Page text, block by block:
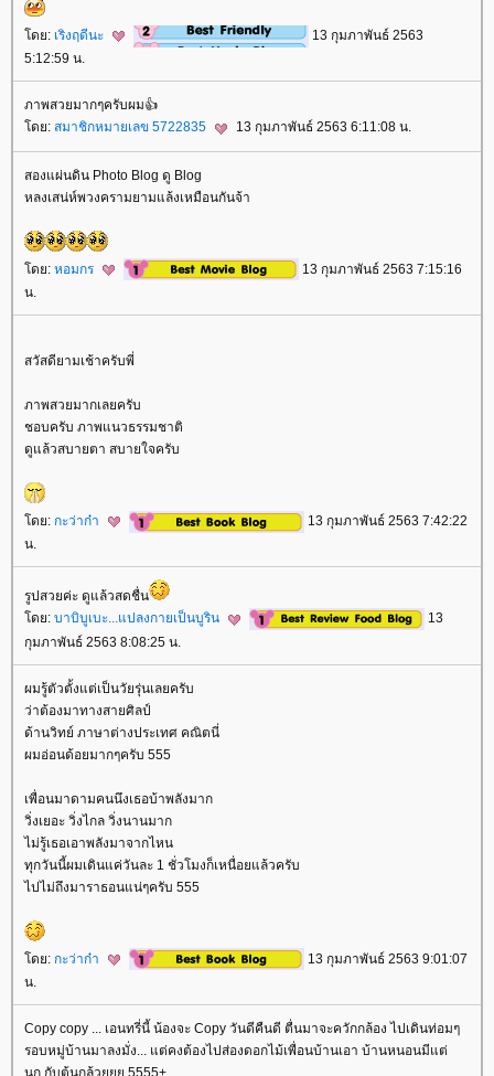
ดย: เริงฤดีนะ
13 กุมภาพันธ์ 2563
5:12:59 น.
ภาพสวยมากๆครับผม👍
ดย: สมาชิกหมายเลข 5722835 13 กุมภาพันธ์ 2563 6:11:08 น.
สองแผ่นดิน Photo Blog ดู Blog
หลงเสน่ห์พวงครามยามแล้งเหมือนกันจ้า
ดย: หอมกร
13 กุมภาพันธ์ 2563 7:15:16
น.
สวัสดียามเช้าครับพี่
ภาพสวยมากเลยครับ
ชอบครับ ภาพแนวธรรมชาติ
ดูแล้วสบายตา สบายใจครับ
ดย: กะว่าก๋า
13 กุมภาพันธ์ 2563 7:42:22
น.
รูปสวยค่ะ ดูแล้วสดชื่น
ดย: บาบิบูเบะ...แปลงกายเป็นบูริน
13
กุมภาพันธ์ 2563 8:08:25 น.
ผมรู้ตัวตั้งแต่เป็นวัยรุ่นเลยครับ
ว่าต้องมาทางสายศิลป์
ด้านวิทย์ ภาษาต่างประเทศ คณิตนี่
ผมอ่อนด้อยมากๆครับ 555
เพื่อนมาดามคนนึงเธอบ้าพลังมาก
วิ่งเยอะ วิ่งไกล วิ่งนานมาก
ไม่รู้เธอเอาพลังมาจากไหน
ทุกวันนี้ผมเดินแค่วันละ 1 ชั่วโมงก็เหนื่อยแล้วครับ
ไปไม่ถึงมาราธอนแน่ๆครับ 555
ดย: กะว่าก๋า
13 กุมภาพันธ์ 2563 9:01:07
น.
Copy copy ... เอนทรี่นี้ น้องจะ Copy วันดีคืนดี ตื่นมาจะควักกล้อง ไปเดินท่อมๆ
รอบหมู่บ้านมาลงมั่ง... แต่คงต้องไปส่องดอกไม้เพื่อนบ้านเอา บ้านหนอนมีแต่
นก กับต้นกล้วยยย 5555+